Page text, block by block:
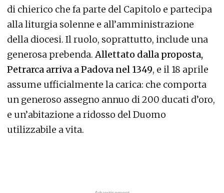
di chierico che fa parte del Capitolo e partecipa
alla liturgia solenne e all’amministrazione
della diocesi. Il ruolo, soprattutto, include una
generosa prebenda.Allettato dalla proposta,
Petrarca arriva a Padova nel 1349, e il 18 aprile
assume ufficialmente la carica: che comporta
un generoso assegno annuo di 200 ducati d’oro,
e un’abitazione a ridosso del Duomo
utilizzabile a vita.